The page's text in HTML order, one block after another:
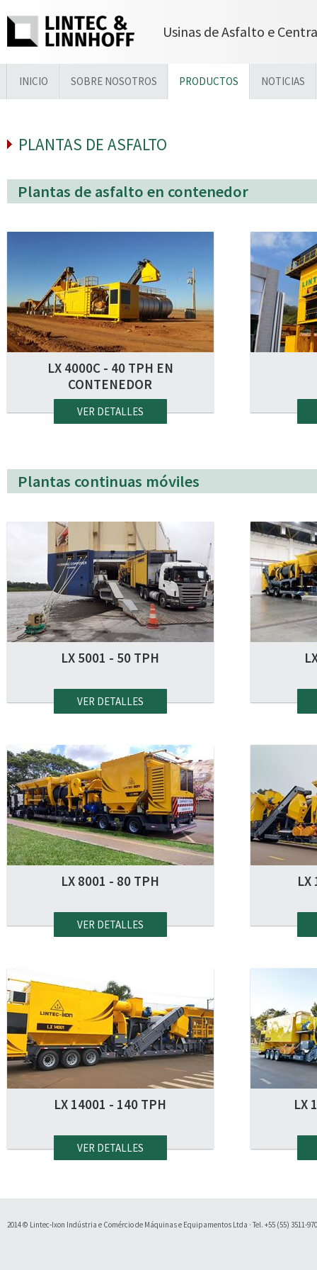
Usinas de Asfalto e
INICIO SOBRE NOSOTROS PRODUCTOS NOTICIAS
PLANTAS DE ASFALTO
Plantas de asfalto en contenedor
LX 4000C - 40 TPH EN
CONTENEDOR
VER DETALLES
Plantas continuas móviles
LX 5001 - 50 TPH
VER DETALLES
LX 8001 - 80 TPH
VER DETALLES
LX
LX 14001 - 140 TPH
VER DETALLES
LX
2014 © Lintec-Ixon Indústria e Comércio de Máquinas e Equipamentos Ltda · Tel. +55 (55) 3511-